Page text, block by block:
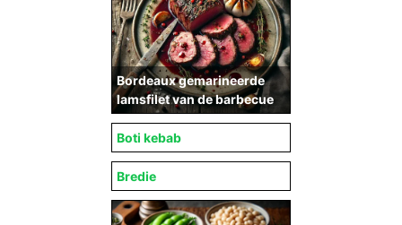
Bordeaux gemarineerde
lamsfilet van de barbecue
Boti kebab
Bredie